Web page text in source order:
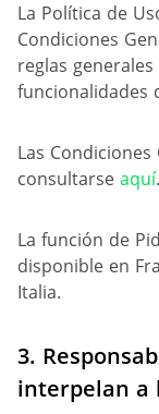
La Política de
Condiciones
reglas
funcionalidades
Las
consultarse aquí.
La función de
disponible en
Italia.
3.
interpelan a